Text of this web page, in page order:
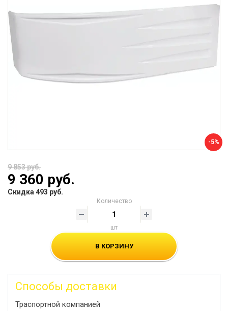
-5%
9 853 руб.
9 360 руб.
Скидка 493 руб.
Количество
шт
В КОРЗИНУ
Способы доставки
Траспортной компанией